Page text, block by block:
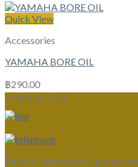
Quick View
Accessories
YAMAHA BORE OIL
฿290.00
CONTACT US
Email : clarinetsiam@gmail.com